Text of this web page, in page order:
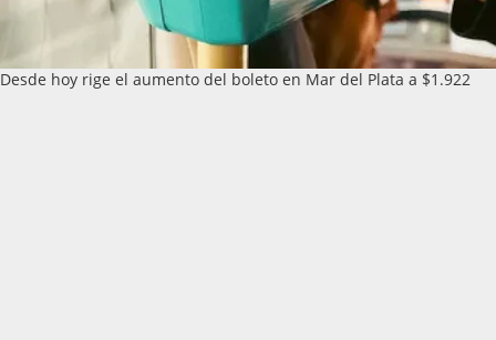
Desde hoy rige el aumento del boleto en Mar del Plata a $1.922